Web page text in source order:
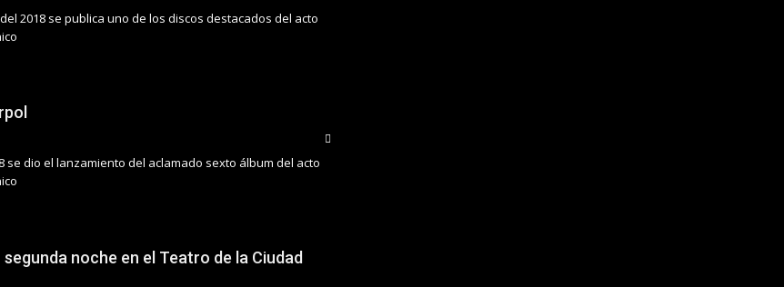
2018 se publica uno de los discos destacados del acto
se dio el lanzamiento del aclamado sexto álbum del acto
noche en el Teatro de la Ciudad